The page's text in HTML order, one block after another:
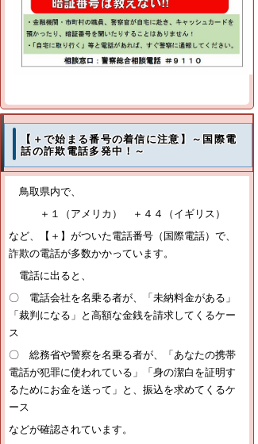
【＋で始まる番号の着信に注意】～国際電
話の詐欺電話多発中！～
鳥取県内で、
＋１（アメリカ） ＋４４（イギリス）
など、【＋】がついた電話番号（国際電話）で、
詐欺の電話が多数かかっています。
電話に出ると、
〇 電話会社を名乗る者が、「未納料金がある」
「裁判になる」と高額な金銭を請求してくるケー
ス
〇 総務省や警察を名乗る者が、「あなたの携帯
電話が犯罪に使われている」「身の潔白を証明す
るためにお金を送って」と、振込を求めてくるケ
ース
などが確認されています。